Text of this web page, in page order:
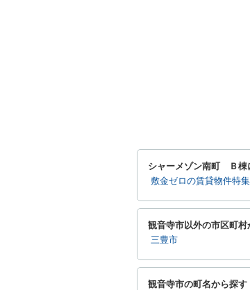
シャーメゾン南町 Ｂ棟
敷金ゼロの賃貸物件特集
観音寺市以外の市区町村
三豊市
観音寺市の町名から探す